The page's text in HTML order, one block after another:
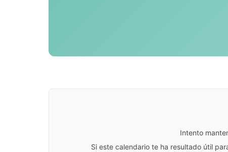
Intento
Si este calendario te ha resultado útil